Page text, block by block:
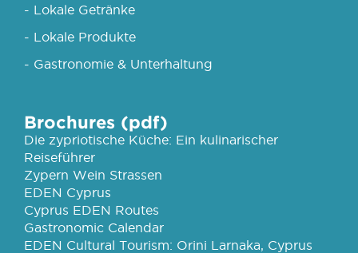
- Lokale Getränke
- Lokale Produkte
- Gastronomie & Unterhaltung
Brochures (pdf)
Die zypriotische Küche: Ein kulinarischer
Reiseführer
Zypern Wein Strassen
EDEN Cyprus
Cyprus EDEN Routes
Gastronomic Calendar
EDEN Cultural Tourism: Orini Larnaka, Cyprus